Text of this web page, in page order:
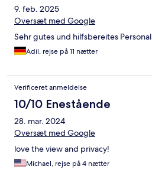
9. feb. 2025
Oversæt med Google
Sehr gutes und hilfsbereites Personal
Adil, rejse på 11 nætter
Verificeret anmeldelse
10/10 Enestående
28. mar. 2024
Oversæt med Google
love the view and privacy!
Michael, rejse på 4 nætter